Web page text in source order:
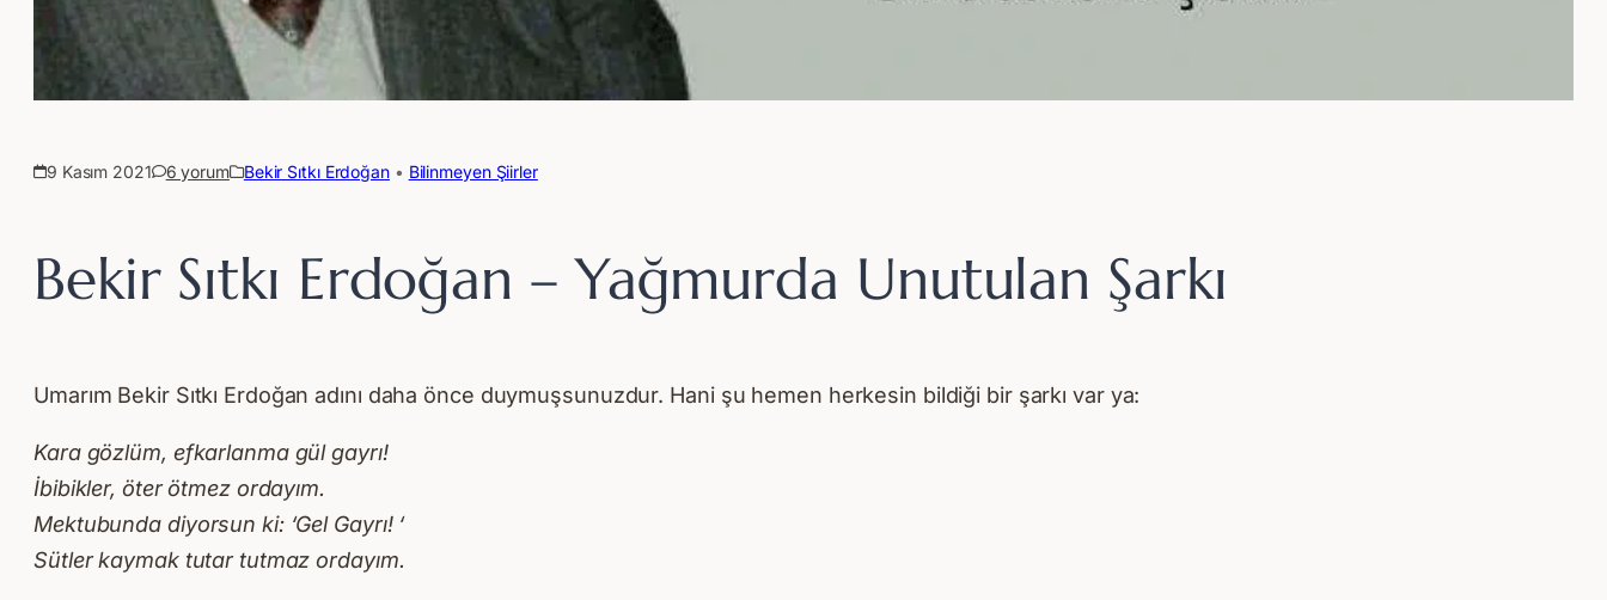
9 Kasım 2021 6 yorum Bekir Sıtkı Erdoğan • Bilinmeyen Şiirler
Bekir Sıtkı Erdoğan – Yağmurda Unutulan Şarkı
Umarım Bekir Sıtkı Erdoğan adını daha önce duymuşsunuzdur. Hani şu hemen herkesin bildiği bir şarkı var ya:
Kara gözlüm, efkarlanma gül gayrı!
İbibikler, öter ötmez ordayım.
Mektubunda diyorsun ki: ‘Gel Gayrı! ‘
Sütler kaymak tutar tutmaz ordayım.